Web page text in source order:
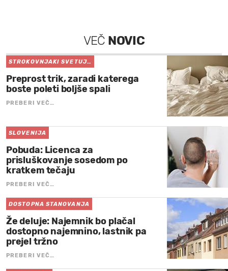
VEČ NOVIC
STROKOVNJAKI SVETUJ…
Preprost trik, zaradi katerega
boste poleti boljše spali
PREBERI VEČ…
SLOVENIJA
Pobuda: Licenca za
prisluškovanje sosedom po
kratkem tečaju
PREBERI VEČ…
DOSTOPNA STANOVANJA
Že deluje: Najemnik bo plačal
dostopno najemnino, lastnik pa
prejel tržno
PREBERI VEČ…